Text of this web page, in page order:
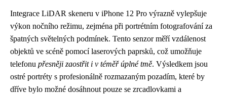
Integrace LiDAR skeneru v iPhone 12 Pro výrazně vylepšuje
výkon nočního režimu, zejména při portrétním fotografování za
špatných světelných podmínek. Tento senzor měří vzdálenost
objektů ve scéně pomocí laserových paprsků, což umožňuje
telefonu přesněji zaostřit i v téměř úplné tmě. Výsledkem jsou
ostré portréty s profesionálně rozmazaným pozadím, které by
dříve bylo možné dosáhnout pouze se zrcadlovkami a